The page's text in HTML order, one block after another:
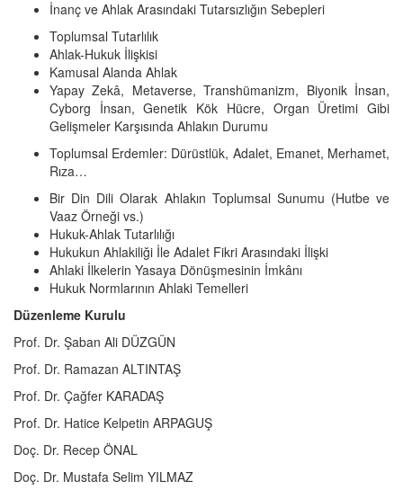
İnanç ve Ahlak Arasındaki Tutarsızlığın Sebepleri
Toplumsal Tutarlılık
Ahlak-Hukuk İlişkisi
Kamusal Alanda Ahlak
Yapay Zekâ, Metaverse, Transhümanizm, Biyonik İnsan,
Cyborg İnsan, Genetik Kök Hücre, Organ Üretimi Gibi
Gelişmeler Karşısında Ahlakın Durumu
Toplumsal Erdemler: Dürüstlük, Adalet, Emanet, Merhamet,
Rıza…
Bir Din Dili Olarak Ahlakın Toplumsal Sunumu (Hutbe ve
Vaaz Örneği vs.)
Hukuk-Ahlak Tutarlılığı
Hukukun Ahlakiliği İle Adalet Fikri Arasındaki İlişki
Ahlaki İlkelerin Yasaya Dönüşmesinin İmkânı
Hukuk Normlarının Ahlaki Temelleri
Düzenleme Kurulu
Prof. Dr. Şaban Ali DÜZGÜN
Prof. Dr. Ramazan ALTINTAŞ
Prof. Dr. Çağfer KARADAŞ
Prof. Dr. Hatice Kelpetin ARPAGUŞ
Doç. Dr. Recep ÖNAL
Doç. Dr. Mustafa Selim YILMAZ